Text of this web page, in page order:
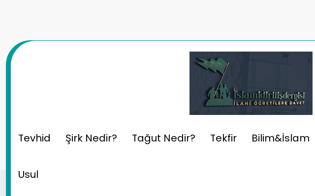
Tevhid Şirk Nedir? Tağut Nedir? Tekfir Bilim&İslam
Usul
Fıkıh: Ezan ve Kamet’in Hükümü